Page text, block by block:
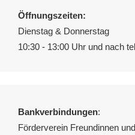
Öffnungszeiten:
Dienstag & Donnerstag
10:30 - 13:00 Uhr und nach
Bankverbindungen:
Förderverein Freundinnen